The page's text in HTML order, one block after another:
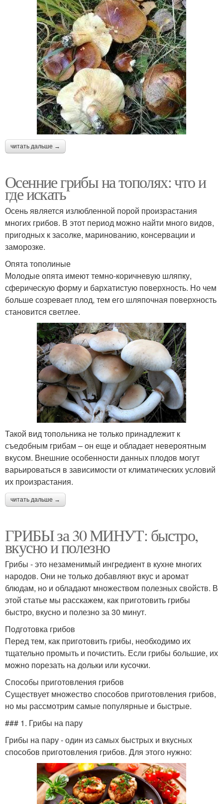
читать дальше →
Осенние грибы на тополях: что и
где искать
Осень является излюбленной порой произрастания
многих грибов. В этот период можно найти много видов,
пригодных к засолке, маринованию, консервации и
заморозке.
Опята тополиные
Молодые опята имеют темно-коричневую шляпку,
сферическую форму и бархатистую поверхность. Но чем
больше созревает плод, тем его шляпочная поверхность
становится светлее.
Такой вид топольника не только принадлежит к
съедобным грибам – он еще и обладает невероятным
вкусом. Внешние особенности данных плодов могут
варьироваться в зависимости от климатических условий
их произрастания.
читать дальше →
ГРИБЫ за 30 МИНУТ: быстро,
вкусно и полезно
Грибы - это незаменимый ингредиент в кухне многих
народов. Они не только добавляют вкус и аромат
блюдам, но и обладают множеством полезных свойств. В
этой статье мы расскажем, как приготовить грибы
быстро, вкусно и полезно за 30 минут.
Подготовка грибов
Перед тем, как приготовить грибы, необходимо их
тщательно промыть и почистить. Если грибы большие, их
можно порезать на дольки или кусочки.
Способы приготовления грибов
Существует множество способов приготовления грибов,
но мы рассмотрим самые популярные и быстрые.
### 1. Грибы на пару
Грибы на пару - один из самых быстрых и вкусных
способов приготовления грибов. Для этого нужно: